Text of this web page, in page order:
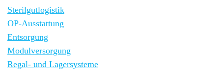
Sterilgutlogistik
OP-Ausstattung
Entsorgung
Modulversorgung
Regal- und Lagersysteme